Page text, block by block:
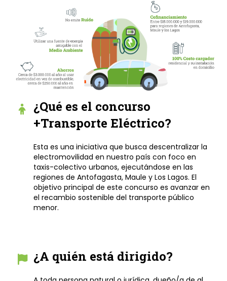
¿Qué es el concurso
+Transporte Eléctrico?
Esta es una iniciativa que busca descentralizar la
electromovilidad en nuestro país con foco en
taxis-colectivo urbanos, ejecutándose en las
regiones de Antofagasta, Maule y Los Lagos. El
objetivo principal de este concurso es avanzar en
el recambio sostenible del transporte público
menor.
¿A quién está dirigido?